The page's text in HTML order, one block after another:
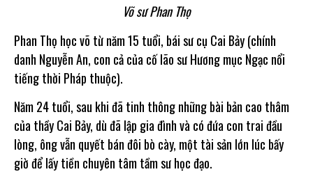
Võ sư Phan Thọ
Phan Thọ học võ từ năm 15 tuổi, bái sư cụ Cai Bảy (chính
danh Nguyễn An, con cả của cố lão sư Hương mục Ngạc nổi
tiếng thời Pháp thuộc).
Năm 24 tuổi, sau khi đã tinh thông những bài bản cao thâm
của thầy Cai Bảy, dù đã lập gia đình và có đứa con trai đầu
lòng, ông vẫn quyết bán đôi bò cày, một tài sản lớn lúc bấy
giờ để lấy tiền chuyên tâm tầm sư học đạo.